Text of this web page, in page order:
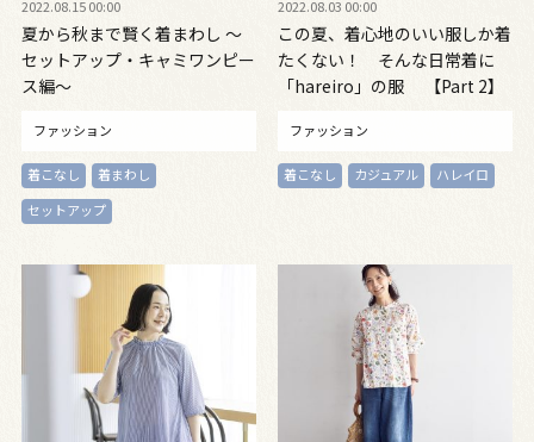
2022.08.15 00:00
夏から秋まで賢く着まわし ～
セットアップ・キャミワンピー
ス編～
ファッション
着こなし
着まわし
セットアップ
2022.08.03 00:00
この夏、着心地のいい服しか着
たくない！ そんな日常着に
「hareiro」の服 【Part 2】
ファッション
着こなし カジュアル ハレイロ